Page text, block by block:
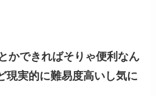
かできればそりゃ便利なん
現実的に難易度高いし気に